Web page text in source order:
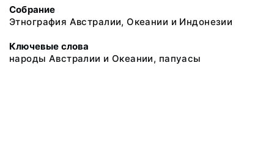
Собрание
Этнография Австралии, Океании и Индонезии
Ключевые слова
народы Австралии и Океании, папуасы